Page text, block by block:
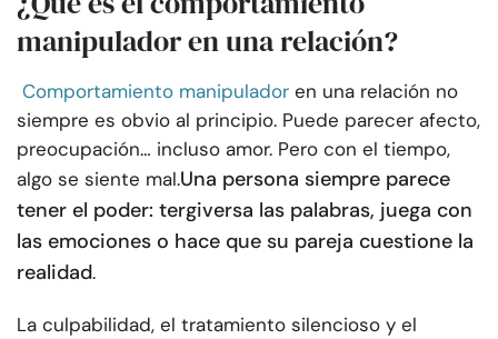
manipulador en una relación?
Comportamiento manipulador en una relación no
siempre es obvio al principio. Puede parecer afecto,
preocupación… incluso amor. Pero con el tiempo,
algo se siente mal.Una persona siempre parece
tener el poder: tergiversa las palabras, juega con
las emociones o hace que su pareja cuestione la
realidad.
La culpabilidad, el tratamiento silencioso y el